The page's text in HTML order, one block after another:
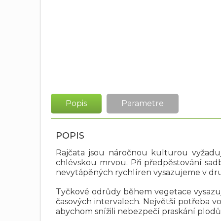
Popis Parametre
POPIS
Rajčata jsou náročnou kulturou
chlévskou mrvou. Při předpěstování
nevytápěných rychlíren vysazujeme v
Tyčkové odrůdy během vegetace
časových intervalech. Největší potřeba
abychom snížili nebezpečí praskání